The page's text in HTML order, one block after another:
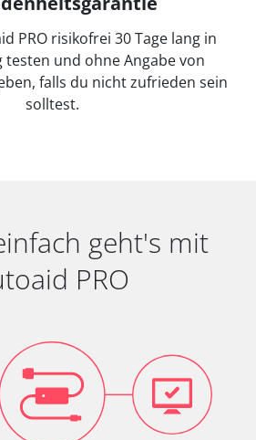
PRO risikofrei 30 Tage lang in
testen und ohne Angabe von
falls du nicht zufrieden sein
solltest.
geht's mit
PRO